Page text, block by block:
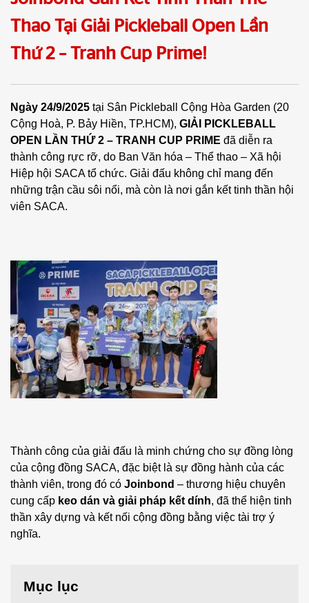
Thao Tại Giải Pickleball Open Lần
Thứ 2 – Tranh Cup Prime!
Ngày 24/9/2025 tại Sân Pickleball Cộng Hòa Garden (20
Cộng Hoà, P. Bảy Hiền, TP.HCM), GIẢI PICKLEBALL
OPEN LẦN THỨ 2 – TRANH CUP PRIME đã diễn ra
thành công rực rỡ, do Ban Văn hóa – Thể thao – Xã hội
Hiệp hội SACA tổ chức. Giải đấu không chỉ mang đến
những trận cầu sôi nổi, mà còn là nơi gắn kết tinh thần hội
viên SACA.
Thành công của giải đấu là minh chứng cho sự đồng lòng
của cộng đồng SACA, đặc biệt là sự đồng hành của các
thành viên, trong đó có Joinbond – thương hiệu chuyên
cung cấp keo dán và giải pháp kết dính, đã thể hiện tinh
thần xây dựng và kết nối cộng đồng bằng việc tài trợ ý
nghĩa.
Mục lục